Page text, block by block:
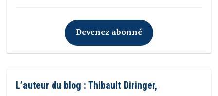
Devenez abonné
L’auteur du blog : Thibault Diringer,